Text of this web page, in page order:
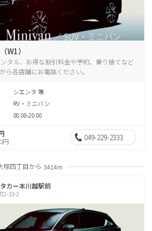
W1）
タル、お得な割引料金や予約、乗り捨てなど
ら各店舗にお電話ください。
シエンタ 等
RV・ミニバン
08:00-20:00
円 049-229-2333
塚四丁目から 3414m
カー本川越駅前
2-33-2